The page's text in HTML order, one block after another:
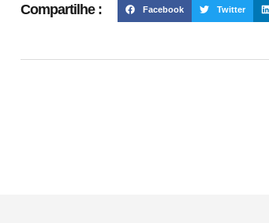
Compartilhe : Facebook Twitter